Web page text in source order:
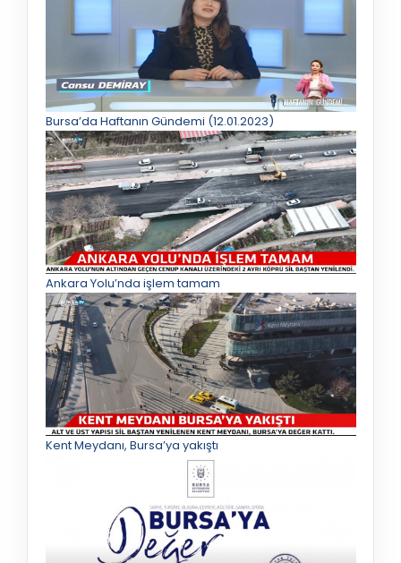
Bursa’da Haftanın Gündemi (12.01.2023)
Ankara Yolu’nda işlem tamam
Kent Meydanı, Bursa’ya yakıştı